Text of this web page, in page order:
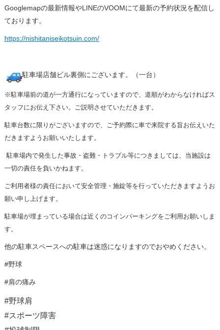
Googlemapの最新情報やLINEのVOOMにて最新の予約状況を配信し
ております。
https://nishitaniseikotsuin.com/
駐車場店舗ビル裏側にございます。（一台）
※駐車場前の道が一方通行になっていますので、 道順がわからなければス
タッフにお伝え下さい。 ご説明させていただきます。
駐車台数に限りがございますので、 ご予約際に車で来院する旨お伝えいた
だきますようお願いいたしま す。
駐車場内で発生した事故・盗難・トラブル等につきましては、 当施設は
一切の責任を負いかねます。
ご利用者様の責任において安全管理・ 施錠等を行っていただきますようお
願い申し上げます。
駐車場が埋まっている場合は近くのコインパーキングをご利用お願いしま
す。
他の駐車スペースへの駐車は迷惑になりますのでおやめください。
#野球
#肩の痛み
#野球肩
#スポーツ障害